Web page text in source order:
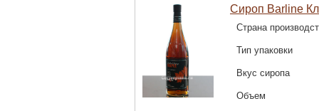
Сироп Barline
Страна
Тип упаковки
Вкус сиропа
Объем